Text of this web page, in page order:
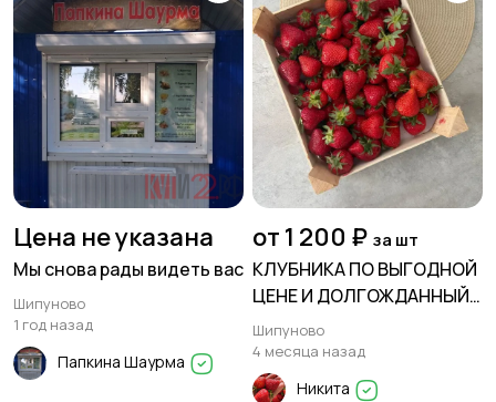
Цена не указана
Мы снова рады видеть вас
Шипуново
1 год назад
Папкина Шаурма
от 1 200 ₽ за шт
КЛУБНИКА ПО ВЫГОДНОЙ
ЦЕНЕ И ДОЛГОЖДАННЫЙ
ЧЕРНЫЙ ПРИНЦ УЖЕ В
ПРОДАЖЕ
Шипуново
4 месяца назад
Никита